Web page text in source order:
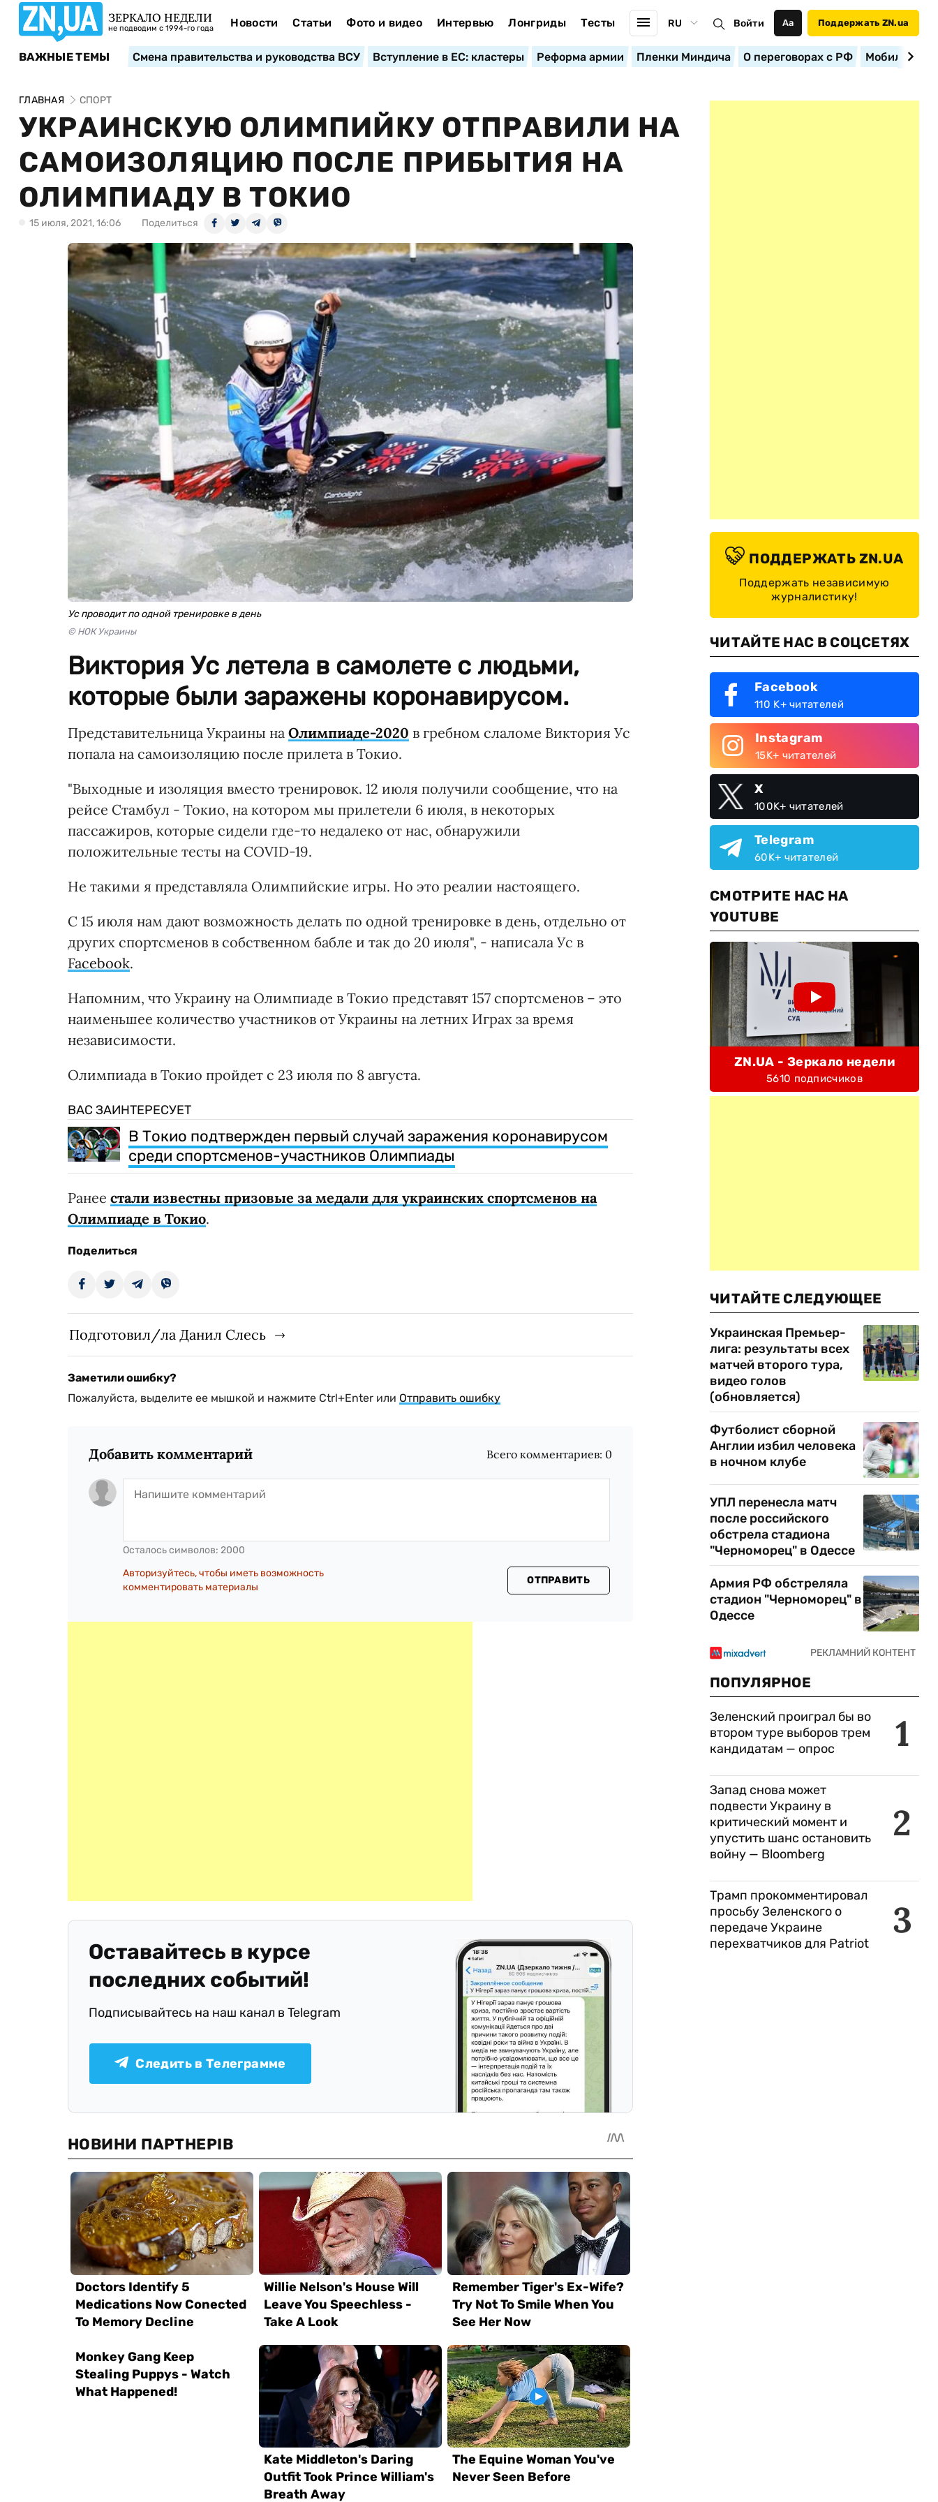
ЗЕРКАЛО НЕДЕЛИ
не подводим с 1994-го года Новости Статьи Фото и видео Интервью Лонгриды Тесты RU Войти Аа Поддержать ZN.ua
ВАЖНЫЕ ТЕМЫ Смена правительства и руководства ВСУ Вступление в ЕС: кластеры Реформа армии Пленки Миндича О переговорах с РФ
ГЛАВНАЯ СПОРТ
УКРАИНСКУЮ ОЛИМПИЙКУ ОТПРАВИЛИ НА
САМОИЗОЛЯЦИЮ ПОСЛЕ ПРИБЫТИЯ НА
ОЛИМПИАДУ В ТОКИО
15 июля, 2021, 16:06 Поделиться
Ус проводит по одной тренировке в день
© НОК Украины
Виктория Ус летела в самолете с людьми,
которые были заражены коронавирусом.
Представительница Украины на Олимпиаде-2020 в гребном слаломе Виктория Ус
попала на самоизоляцию после прилета в Токио.
"Выходные и изоляция вместо тренировок. 12 июля получили сообщение, что на
рейсе Стамбул - Токио, на котором мы прилетели 6 июля, в некоторых
пассажиров, которые сидели где-то недалеко от нас, обнаружили
положительные тесты на COVID-19.
Не такими я представляла Олимпийские игры. Но это реалии настоящего.
С 15 июля нам дают возможность делать по одной тренировке в день, отдельно от
других спортсменов в собственном бабле и так до 20 июля", - написала Ус в
Facebook.
Напомним, что Украину на Олимпиаде в Токио представят 157 спортсменов – это
наименьшее количество участников от Украины на летних Играх за время
независимости.
Олимпиада в Токио пройдет с 23 июля по 8 августа.
ВАС ЗАИНТЕРЕСУЕТ
В Токио подтвержден первый случай заражения коронавирусом
среди спортсменов-участников Олимпиады
Ранее стали известны призовые за медали для украинских спортсменов на
Олимпиаде в Токио.
Поделиться
Подготовил/ла Данил Слесь
Заметили ошибку?
Пожалуйста, выделите ее мышкой и нажмите Ctrl+Enter или Отправить ошибку
Добавить комментарий Всего комментариев: 0
Осталось символов: 2000
Авторизуйтесь, чтобы иметь возможность
комментировать материалы
ОТПРАВИТЬ
Оставайтесь в курсе
последних событий!
Подписывайтесь на наш канал в Telegram
Следить в Телеграмме
ПОДДЕРЖАТЬ ZN.UA
Поддержать независимую
журналистику!
ЧИТАЙТЕ НАС В СОЦСЕТЯХ
Facebook
110 K+ читателей
Instagram
15K+ читателей
X
100K+ читателей
Telegram
60K+ читателей
СМОТРИТЕ НАС НА
YOUTUBE
ZN.UA - Зеркало недели
5610 подписчиков
ЧИТАЙТЕ СЛЕДУЮЩЕЕ
Украинская Премьер-
лига: результаты всех
матчей второго тура,
видео голов
(обновляется)
Футболист сборной
Англии избил человека
в ночном клубе
УПЛ перенесла матч
после российского
обстрела стадиона
"Черноморец" в Одессе
Армия РФ обстреляла
стадион "Черноморец" в
Одессе
ПОПУЛЯРНОЕ
1
Зеленский проиграл бы во
втором туре выборов трем
кандидатам — опрос
2
Запад снова может
подвести Украину в
критический момент и
упустить шанс остановить
войну — Bloomberg
3
Трамп прокомментировал
просьбу Зеленского о
передаче Украине
перехватчиков для Patriot